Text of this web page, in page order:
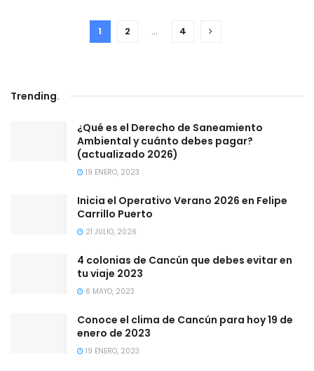
1 2 … 4
Trending.
¿Qué es el Derecho de Saneamiento
Ambiental y cuánto debes pagar?
(actualizado 2026)
19 ENERO, 2023
Inicia el Operativo Verano 2026 en Felipe
Carrillo Puerto
21 JULIO, 2026
4 colonias de Cancún que debes evitar en
tu viaje 2023
6 MAYO, 2023
Conoce el clima de Cancún para hoy 19 de
enero de 2023
19 ENERO, 2023